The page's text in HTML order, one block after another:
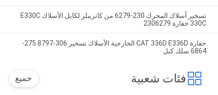
تسخير أسلاك المحرك 230-6279 من كاتربيلر لكابل الأسلاك E330C
330C حفارة 2306279
حفارة CAT 336D E336D الخارجية الأسلاك تسخير 306-8797 275-
6864 سلك كبل
فئات شعبية جميع